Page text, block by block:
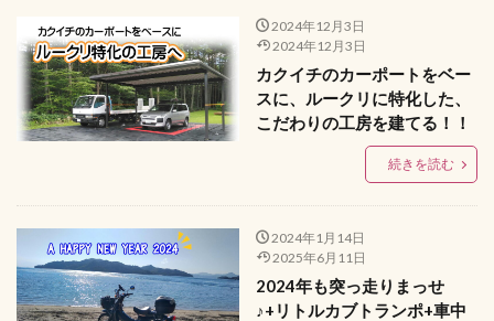
2024年12月3日
2024年12月3日
カクイチのカーポートをベー
スに、ルークリに特化した、
こだわりの工房を建てる！！
続きを読む
2024年1月14日
2025年6月11日
2024年も突っ走りまっせ
♪+リトルカブトランポ+車中